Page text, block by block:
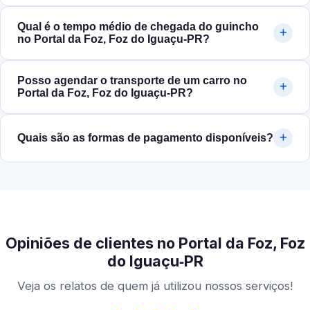
Qual é o tempo médio de chegada do guincho
no Portal da Foz, Foz do Iguaçu‑PR?
Posso agendar o transporte de um carro no
Portal da Foz, Foz do Iguaçu‑PR?
Quais são as formas de pagamento disponíveis?
Opiniões de clientes no Portal da Foz, Foz
do Iguaçu‑PR
Veja os relatos de quem já utilizou nossos serviços!